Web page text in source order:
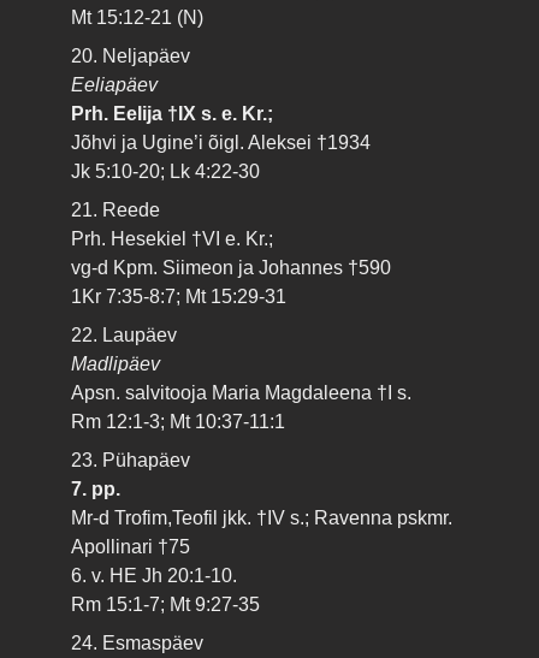
Mt 15:12-21 (N)
20. Neljapäev
Eeliapäev
Prh. Eelija †IX s. e. Kr.;
Jõhvi ja Ugine’i õigl. Aleksei †1934
Jk 5:10-20; Lk 4:22-30
21. Reede
Prh. Hesekiel †VI e. Kr.;
vg-d Kpm. Siimeon ja Johannes †590
1Kr 7:35-8:7; Mt 15:29-31
22. Laupäev
Madlipäev
Apsn. salvitooja Maria Magdaleena †I s.
Rm 12:1-3; Mt 10:37-11:1
23. Pühapäev
7. pp.
Mr-d Trofim,Teofil jkk. †IV s.; Ravenna pskmr.
Apollinari †75
6. v. HE Jh 20:1-10.
Rm 15:1-7; Mt 9:27-35
24. Esmaspäev